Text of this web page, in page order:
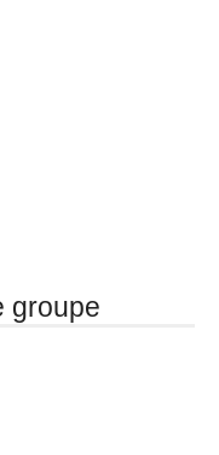
groupe